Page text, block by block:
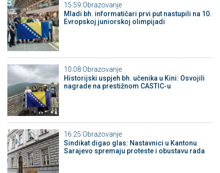
15:59 Obrazovanje
Mladi bh. informatičari prvi put nastupili na 10.
Evropskoj juniorskoj olimpijadi
10:08 Obrazovanje
Historijski uspjeh bh. učenika u Kini: Osvojili
nagrade na prestižnom CASTIC-u
16:25 Obrazovanje
Sindikat digao glas: Nastavnici u Kantonu
Sarajevo spremaju proteste i obustavu rada